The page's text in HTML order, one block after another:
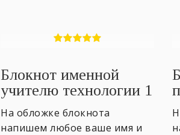
Блокнот именной
учителю технологии 1
На обложке блокнота
напишем любое ваше имя и